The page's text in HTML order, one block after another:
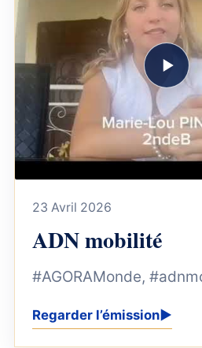
23 Avril 2026
ADN mobilité
#AGORAMonde,
Regarder l’émission▶